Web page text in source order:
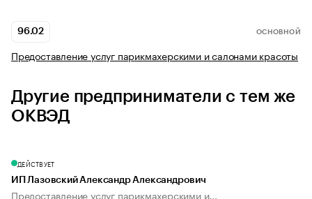
96.02 ОСНОВНОЙ
Предоставление услуг парикмахерскими и салонами красоты
Другие предприниматели с тем же
ОКВЭД
ДЕЙСТВУЕТ
ИП Лазовский Александр Александрович
Предоставление услуг парикмахерскими и...